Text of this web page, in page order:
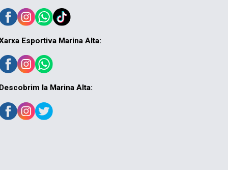
Esportiva Marina Alta:
Descobrim la Marina Alta: